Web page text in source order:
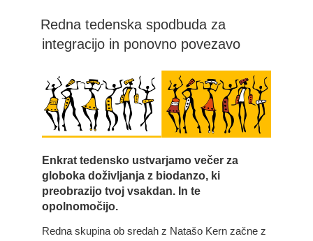
Redna tedenska spodbuda za
integracijo in ponovno povezavo
Enkrat tedensko ustvarjamo večer za
globoka doživljanja z biodanzo, ki
preobrazijo tvoj vsakdan. In te
opolnomočijo.
Redna skupina ob sredah z Natašo Kern začne z